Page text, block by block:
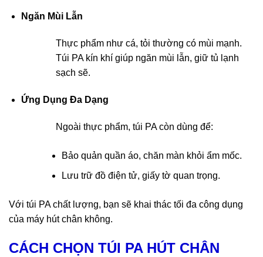
Ngăn Mùi Lẫn
Thực phẩm như cá, tỏi thường có mùi mạnh.
Túi PA kín khí giúp ngăn mùi lẫn, giữ tủ lạnh
sạch sẽ.
Ứng Dụng Đa Dạng
Ngoài thực phẩm, túi PA còn dùng để:
Bảo quản quần áo, chăn màn khỏi ẩm mốc.
Lưu trữ đồ điện tử, giấy tờ quan trọng.
Với túi PA chất lượng, bạn sẽ khai thác tối đa công dụng
của máy hút chân không.
CÁCH CHỌN TÚI PA HÚT CHÂN